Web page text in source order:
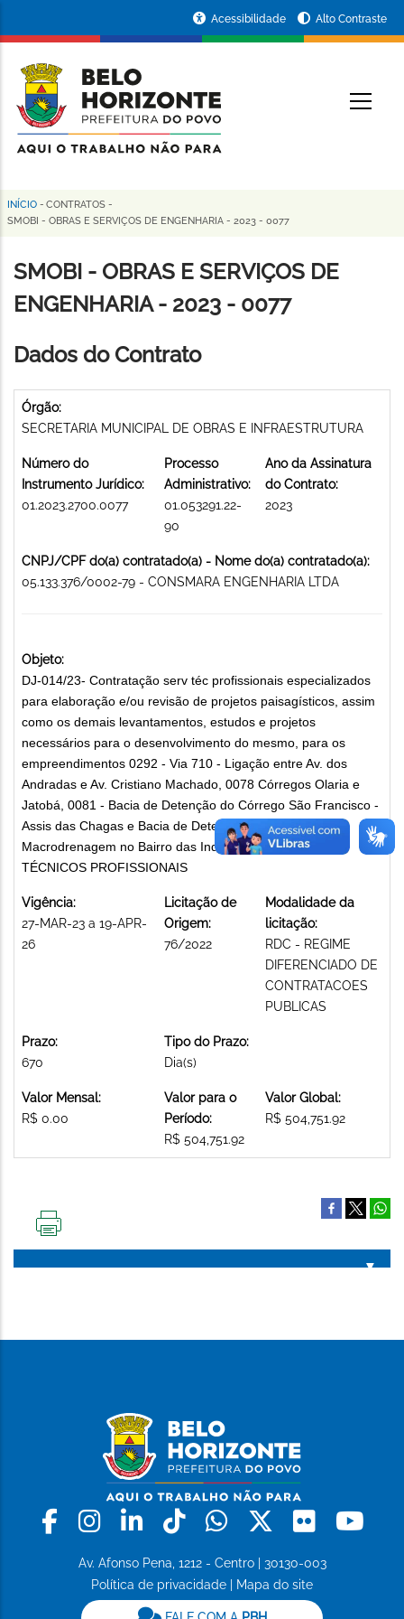
conteúdo
principal
da
Prefeitura
de
Horizonte
Acessibilidade Alto Contraste
Trilha
navegação
INÍCIO - CONTRATOS -
SMOBI - OBRAS E SERVIÇOS DE ENGENHARIA - 2023 - 0077
SMOBI - OBRAS E SERVIÇOS DE
ENGENHARIA - 2023 - 0077
Dados do Contrato
Órgão:
SECRETARIA MUNICIPAL DE OBRAS E INFRAESTRUTURA
Número do
Instrumento Jurídico:
01.2023.2700.0077
Processo
Administrativo:
01.053291.22-
90
Ano da Assinatura
do Contrato:
2023
CNPJ/CPF do(a) contratado(a) - Nome do(a) contratado(a):
05.133.376/0002-79 - CONSMARA ENGENHARIA LTDA
Objeto:
DJ-014/23- Contratação serv téc profissionais especializados
para elaboração e/ou revisão de projetos paisagísticos, assim
como os demais levantamentos, estudos e projetos
necessários para o desenvolvimento do mesmo, para os
empreendimentos 0292 - Via 710 - Ligação entre Av. dos
Andradas e Av. Cristiano Machado, 0078 Córregos Olaria e
Jatobá, 0081 - Bacia de Detenção do Córrego São Francisco -
Assis das Chagas e Bacia de Detenção das Indústrias -
Macrodrenagem no Bairro das Indústrias. SERVIÇOS
TÉCNICOS PROFISSIONAIS
Vigência:
27-MAR-23 a 19-APR-
26
Licitação de
Origem:
76/2022
Modalidade da
licitação:
RDC - REGIME
DIFERENCIADO DE
CONTRATACOES
PUBLICAS
Prazo:
670
Tipo do Prazo:
Dia(s)
Valor Mensal:
R$ 0.00
Valor para o
Período:
R$ 504,751.92
Valor Global:
R$ 504,751.92
PÁGINA
Facebook
Instagram
LinkedinTiktokWhatsapp
X Flickr
Av. Afonso Pena, 1212 - Centro | 30130-003
Política de privacidade
Mapa do site